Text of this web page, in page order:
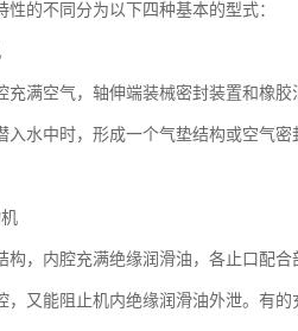
性的不同分为以下四种基本的型式：
充满空气，轴伸端装械密封装置和橡
入水中时，形成一个气垫结构或空气
构，内腔充满绝缘润滑油，各止口配
，又能阻止机内绝缘润滑油外泄。有